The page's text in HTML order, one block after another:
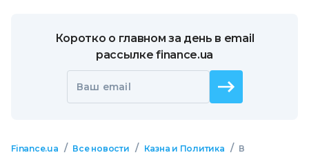
Коротко о главном за день в email
рассылке finance.ua
Ваш email
Finance.ua / Все новости / Казна и Политика / В